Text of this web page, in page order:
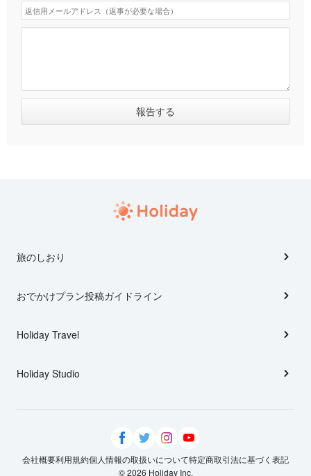
旅のしおり
おでかけプラン投稿ガイドライン
Holiday Travel
Holiday Studio
会社概要利用規約個人情報の取扱いについて特定商取引法に基づく表記
© 2026 Holiday Inc.